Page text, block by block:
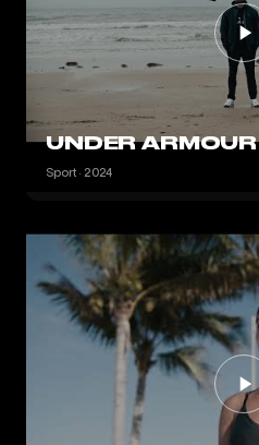
UNDER ARMOUR
Sport · 2024